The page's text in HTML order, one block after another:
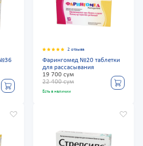
2 отзыва
Фарингомед №20 таблетки
для рассасывания
19 700 сум
22 400 сум
Есть в наличии